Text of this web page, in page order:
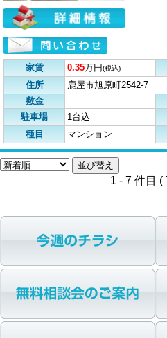
家賃 0.35万円(税込)
住所
鹿屋市旭原町2542-7
敷金
駐車場
1台込
種目
マンション
1 - 7 件目 (